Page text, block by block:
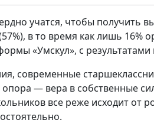
учатся, чтобы получить
в то время как лишь
«Умскул», с результатами
современные
— вера в собственные
все реже исходит от